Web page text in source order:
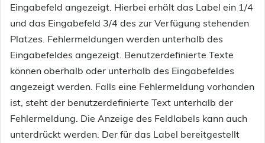
Eingabefeld angezeigt. Hierbei erhält das Label ein 1/4
und das Eingabefeld 3/4 des zur Verfügung stehenden
Platzes. Fehlermeldungen werden unterhalb des
Eingabefeldes angezeigt. Benutzerdefinierte Texte
können oberhalb oder unterhalb des Eingabefeldes
angezeigt werden. Falls eine Fehlermeldung vorhanden
ist, steht der benutzerdefinierte Text unterhalb der
Fehlermeldung. Die Anzeige des Feldlabels kann auch
unterdrückt werden. Der für das Label bereitgestellt